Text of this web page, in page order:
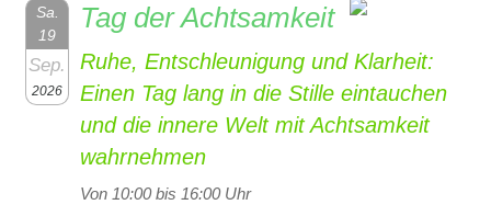
Sa.
19
Sep.
2026
Tag der Achtsamkeit
Ruhe, Entschleunigung und Klarheit:
Einen Tag lang in die Stille eintauchen
und die innere Welt mit Achtsamkeit
wahrnehmen
Von 10:00 bis 16:00 Uhr